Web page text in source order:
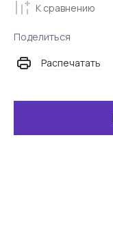
К сравнению
Поделиться
Распечатать